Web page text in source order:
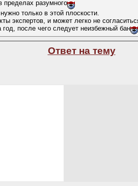
пределах разумного
только в этой плоскости.
экспертов, и может легко не
год, после чего следует неизбежный бан
Ответ на тему